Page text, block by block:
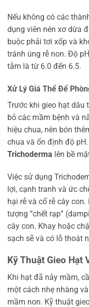
Nếu không có các
dụng viên nén xơ dừa
buộc phải tơi xốp và
tránh úng rễ non. Độ
tằm là từ 6.0 đến 6.5.
Xử Lý Giá Thể Để
Trước khi gieo hạt dâu
bỏ các mầm bệnh và
hiệu chua, nên bón
chua và ổn định độ
Trichoderma lên bề
Việc sử dụng
lợi, cạnh tranh và ức
hại rễ và cổ rễ cây
tượng “chết rạp”
cây con. Khay hoặc
sạch sẽ và có lỗ thoát
Kỹ Thuật Gieo Hạt
Khi hạt đã nảy mầm,
một cách nhẹ nhàng
mầm non. Kỹ thuật